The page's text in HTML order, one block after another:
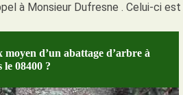
à Monsieur Dufresne . Celui-ci
moyen d’un abattage d’arbre à
08400 ?